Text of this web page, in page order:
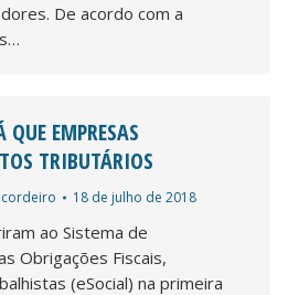
De acordo com a
EMPRESAS
TRIBUTÁRIOS
18 de julho de 2018
ao Sistema de
Obrigações Fiscais,
(eSocial) na primeira